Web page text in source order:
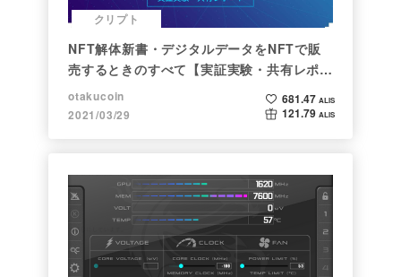
クリプト
NFT解体新書・デジタルデータをNFTで販
売するときのすべて【実証実験・共有レポー
ト】
otakucoin
2021/03/29
681.47 ALIS
121.79 ALIS